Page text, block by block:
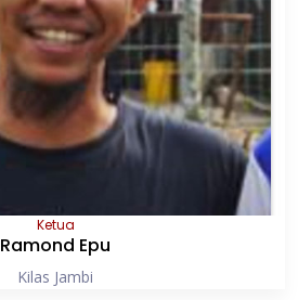
Ketua
Ramond Epu
Kilas Jambi